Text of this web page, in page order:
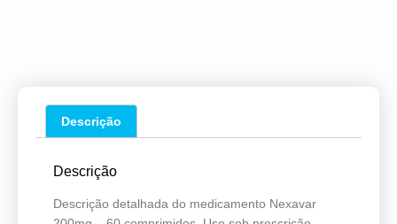
Descrição
Descrição
Descrição detalhada do medicamento Nexavar